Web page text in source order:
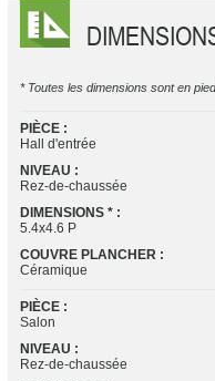
* Toutes les dimensions sont en
PIÈCE :
Hall d'entrée
NIVEAU :
Rez-de-chaussée
DIMENSIONS * :
5.4x4.6 P
COUVRE PLANCHER :
Céramique
PIÈCE :
Salon
NIVEAU :
Rez-de-chaussée